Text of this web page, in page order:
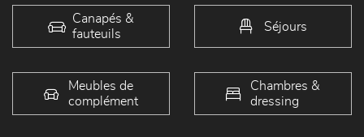
Canapés &
fauteuils
Séjours
Meubles de
complément
Chambres &
dressing